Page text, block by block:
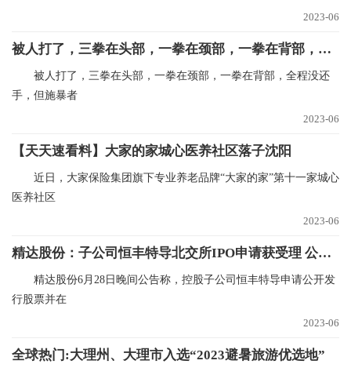
2023-06
被人打了，三拳在头部，一拳在颈部，一拳在背部，全程没还手，但施暴者未满16周岁|全球速递
被人打了，三拳在头部，一拳在颈部，一拳在背部，全程没还
手，但施暴者
2023-06
【天天速看料】大家的家城心医养社区落子沈阳
近日，大家保险集团旗下专业养老品牌“大家的家”第十一家城心
医养社区
2023-06
精达股份：子公司恒丰特导北交所IPO申请获受理 公司持有80.69%股份
精达股份6月28日晚间公告称，控股子公司恒丰特导申请公开发
行股票并在
2023-06
全球热门:大理州、大理市入选“2023避暑旅游优选地”